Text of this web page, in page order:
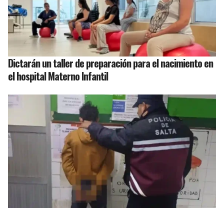
Dictarán un taller de preparación para el nacimiento en
el hospital Materno Infantil